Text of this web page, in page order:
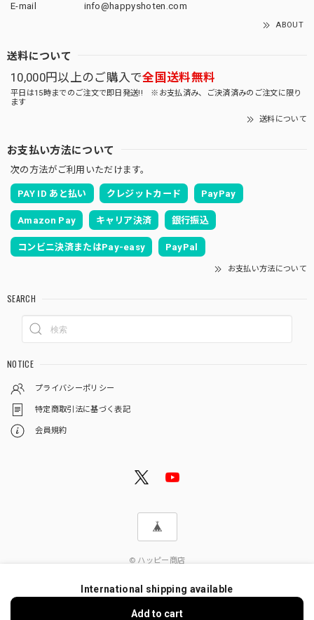
E-mail
info@happyshoten.com
ABOUT
送料について
10,000円以上のご購入で全国送料無料
平日は15時までのご注文で即日発送!! ※お支払済み、ご決済済みのご注文に限り
ます
送料について
お支払い方法について
次の方法がご利用いただけます。
PAY ID あと払い クレジットカード PayPay
Amazon Pay キャリア決済 銀行振込
コンビニ決済またはPay-easy PayPal
お支払い方法について
SEARCH
NOTICE
プライバシーポリシー
特定商取引法に基づく表記
会員規約
© ハッピー商店
International shipping available
Add to cart